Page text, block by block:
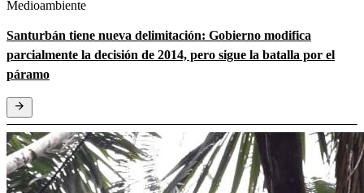
Medioambiente
Santurbán tiene nueva delimitación: Gobierno modifica
parcialmente la decisión de 2014, pero sigue la batalla por el
páramo